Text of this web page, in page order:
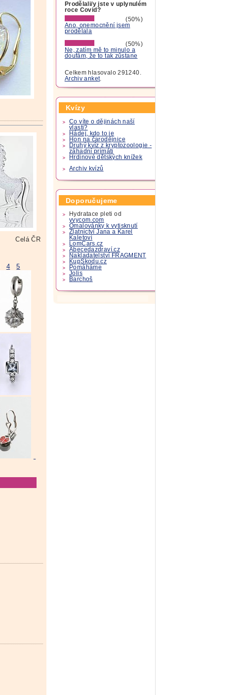
Celá ČR
4 5
Prodělali/y jste v uplynulém
roce Covid?
(50%)
Ano, onemocnění jsem
prodělala
(50%)
Ne, zatím mě to minulo a
doufám, že to tak zůstane
Celkem hlasovalo 291240.
Archiv anket.
Kvízy
Co víte o dějinách naší
vlasti?
Hádej, kdo to je
Hon na čarodějnice
Druhý kvíz z kryptozoologie -
záhadní primáti
Hrdinové dětských knížek
Archiv kvízů
Doporučujeme
Hydratace pleti od
yvycom.com
Omalovánky k vytisknutí
Zlatnictví Jana a Karel
Kaletovi
LomCars.cz
Abecedazdraví.cz
Nakladatelství FRAGMENT
KupSkodu.cz
Pomáháme
Jolis
Barchoš